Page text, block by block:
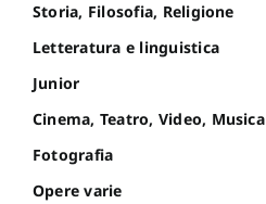
Storia, Filosofia, Religione
Letteratura e linguistica
Junior
Cinema, Teatro, Video, Musica
Fotografia
Opere varie